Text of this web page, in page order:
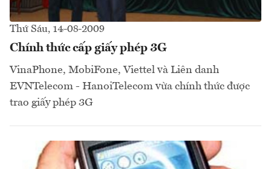
Thứ Sáu, 14-08-2009
Chính thức cấp giấy phép 3G
VinaPhone, MobiFone, Viettel và Liên danh
EVNTelecom - HanoiTelecom vừa chính thức được
trao giấy phép 3G